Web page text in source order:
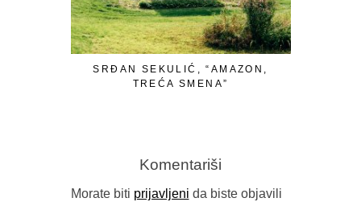
SRĐAN SEKULIĆ, “AMAZON,
TREĆA SMENA”
Komentariši
Morate biti prijavljeni da biste objavili